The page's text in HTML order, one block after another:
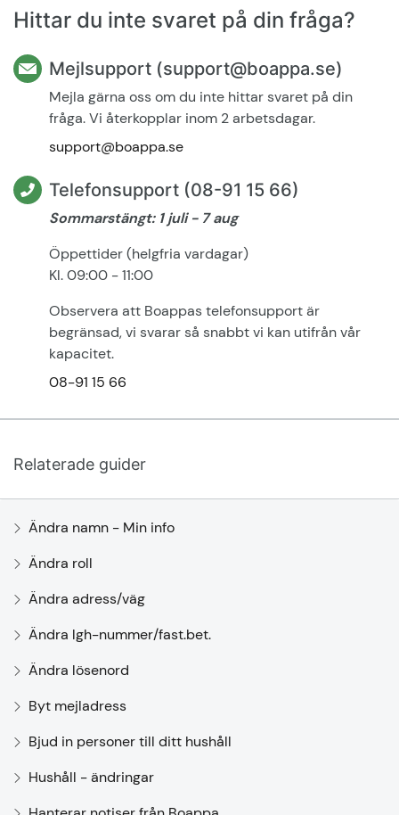
Hittar du inte svaret på din fråga?
Mejlsupport (support@boappa.se)
Mejla gärna oss om du inte hittar svaret på din
fråga. Vi återkopplar inom 2 arbetsdagar.
support@boappa.se
Telefonsupport (08-91 15 66)
Sommarstängt: 1 juli - 7 aug
Öppettider (helgfria vardagar)
Kl. 09:00 - 11:00
Observera att Boappas telefonsupport är
begränsad, vi svarar så snabbt vi kan utifrån vår
kapacitet.
08-91 15 66
Relaterade guider
Ändra namn - Min info
Ändra roll
Ändra adress/väg
Ändra lgh-nummer/fast.bet.
Ändra lösenord
Byt mejladress
Bjud in personer till ditt hushåll
Hushåll - ändringar